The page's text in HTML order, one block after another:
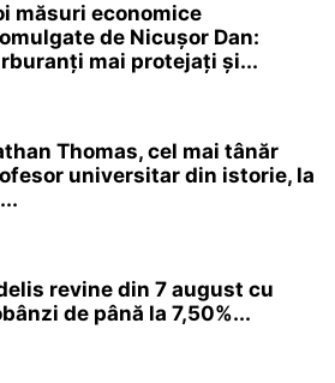
măsuri economice
de Nicușor Dan:
mai protejați și...
Thomas, cel mai tânăr
universitar din istorie, la
revine din 7 august cu
de până la 7,50%...